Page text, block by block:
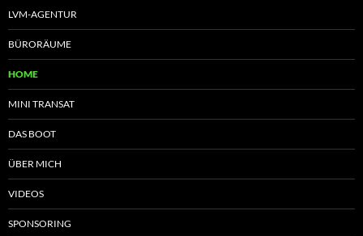
LVM-AGENTUR
BÜRORÄUME
HOME
MINI TRANSAT
DAS BOOT
ÜBER MICH
VIDEOS
SPONSORING